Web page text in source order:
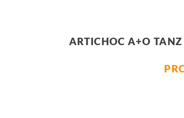
ARTICHOC A+O TANZ